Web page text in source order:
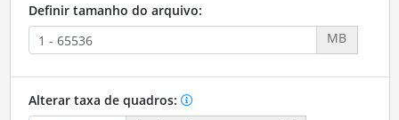
Definir tamanho do arquivo:
MB
Alterar taxa de quadros: